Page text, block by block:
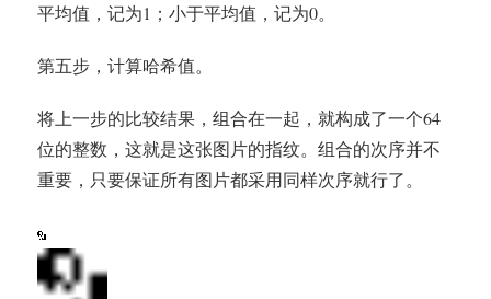
平均值，记为1；小于平均值，记为0。
第五步，计算哈希值。
将上一步的比较结果，组合在一起，就构成了一个64
位的整数，这就是这张图片的指纹。组合的次序并不
重要，只要保证所有图片都采用同样次序就行了。